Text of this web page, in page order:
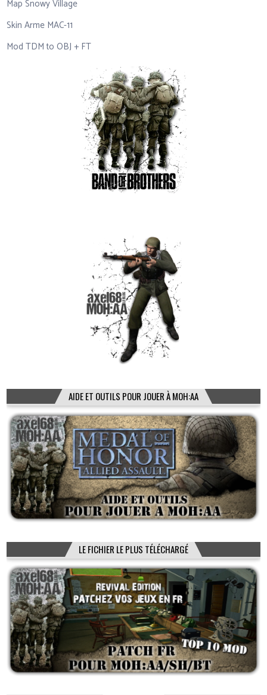
Map Snowy Village
Skin Arme MAC-11
Mod TDM to OBJ + FT
AIDE ET OUTILS POUR JOUER À MOH:AA
LE FICHIER LE PLUS TÉLÉCHARGÉ